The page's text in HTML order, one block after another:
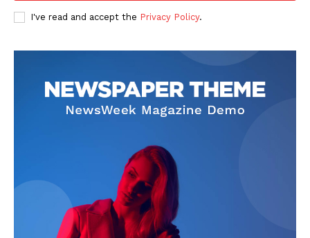
SUBSCRIBE NOW
Company
마이페이지
광고 및 제휴문의
구독자 의견
I've read and accept the Privacy Policy.